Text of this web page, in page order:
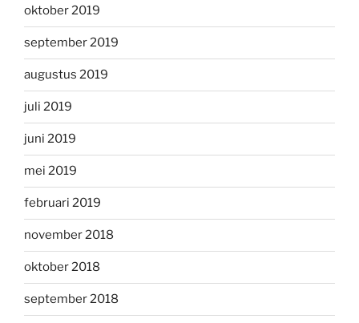
oktober 2019
september 2019
augustus 2019
juli 2019
juni 2019
mei 2019
februari 2019
november 2018
oktober 2018
september 2018